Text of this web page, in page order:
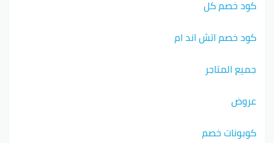
كود خصم كل
كود خصم اتش اند ام
جميع المتاجر
عروض
كوبونات خصم